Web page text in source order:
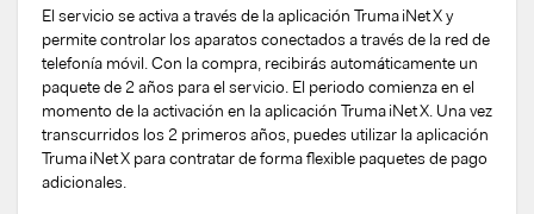
El servicio se activa a través de la aplicación Truma iNet X y
permite controlar los aparatos conectados a través de la red de
telefonía móvil. Con la compra, recibirás automáticamente un
paquete de 2 años para el servicio. El periodo comienza en el
momento de la activación en la aplicación Truma iNet X. Una vez
transcurridos los 2 primeros años, puedes utilizar la aplicación
Truma iNet X para contratar de forma flexible paquetes de pago
adicionales.